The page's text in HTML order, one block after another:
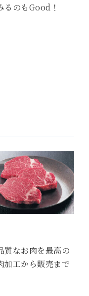
るのもGood！
質なお肉を最高の
加工から販売まで